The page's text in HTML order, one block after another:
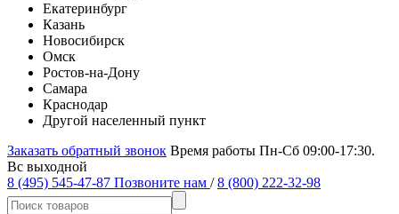
Екатеринбург
Казань
Новосибирск
Омск
Ростов-на-Дону
Самара
Краснодар
Другой населенный пункт
Заказать обратный звонок Время работы Пн-Сб 09:00-17:30.
Вс выходной
8 (495) 545-47-87 Позвоните нам / 8 (800) 222-32-98